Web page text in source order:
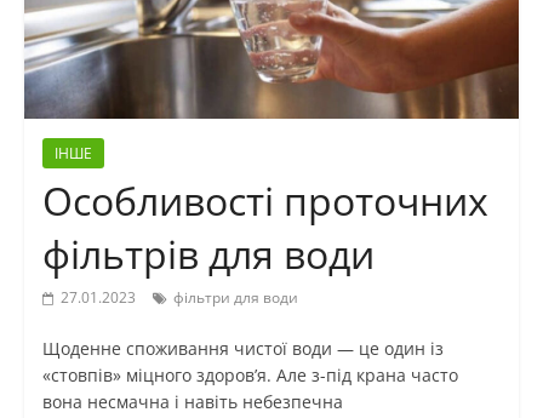
ІНШЕ
Особливості проточних
фільтрів для води
27.01.2023 фільтри для води
Щоденне споживання чистої води — це один із
«стовпів» міцного здоров’я. Але з-під крана часто
вона несмачна і навіть небезпечна